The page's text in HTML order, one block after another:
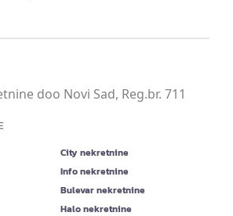
doo Novi Sad, Reg.br. 711
City nekretnine
Info nekretnine
Bulevar nekretnine
Halo nekretnine